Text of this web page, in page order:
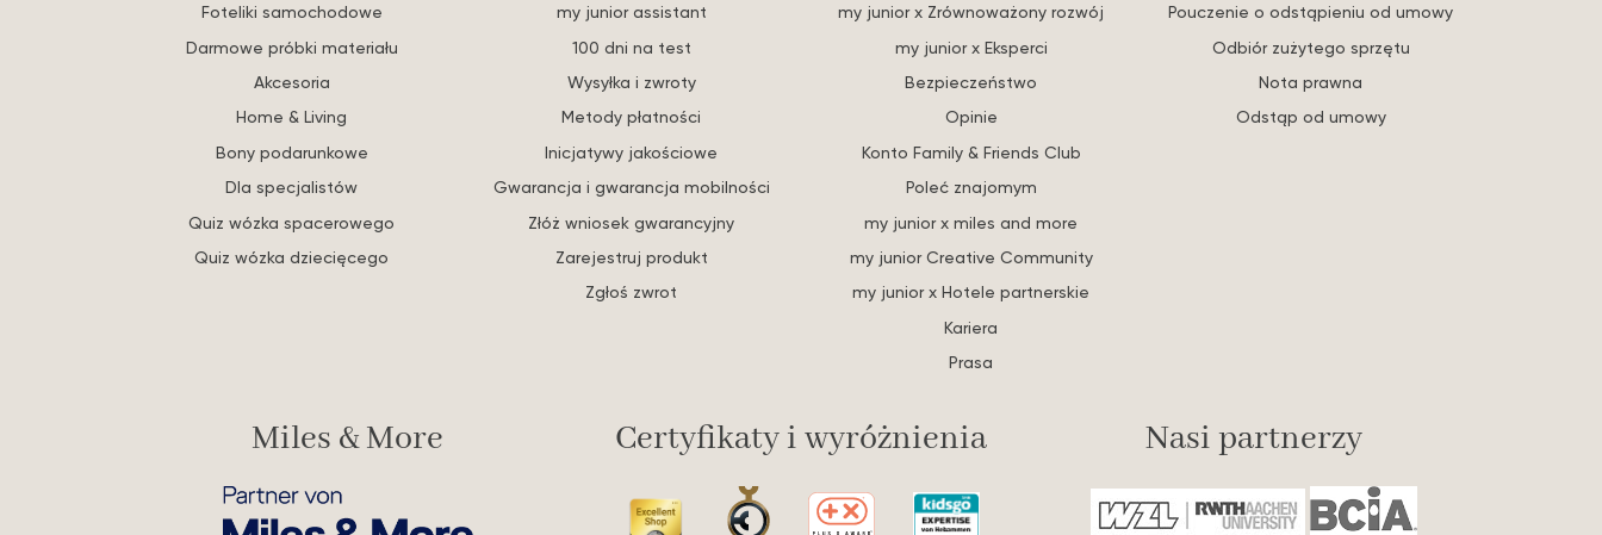
Foteliki samochodowe
Darmowe próbki materiału
Akcesoria
Home & Living
Bony podarunkowe
Dla specjalistów
Quiz wózka spacerowego
Quiz wózka dziecięcego
my junior assistant
100 dni na test
Wysyłka i zwroty
Metody płatności
Inicjatywy jakościowe
Gwarancja i gwarancja mobilności
Złóż wniosek gwarancyjny
Zarejestruj produkt
Zgłoś zwrot
my junior x Zrównoważony rozwój
my junior x Eksperci
Bezpieczeństwo
Opinie
Konto Family & Friends Club
Poleć znajomym
my junior x miles and more
my junior Creative Community
my junior x Hotele partnerskie
Kariera
Prasa
Pouczenie o odstąpieniu od umowy
Odbiór zużytego sprzętu
Nota prawna
Odstąp od umowy
Miles & More Certyfikaty i wyróżnienia Nasi partnerzy